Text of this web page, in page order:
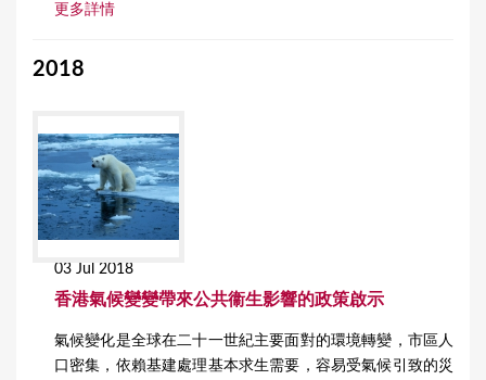
更多詳情
2018
03 Jul 2018
香港氣候變變帶來公共衞生影響的政策啟示
氣候變化是全球在二十一世紀主要面對的環境轉變，市區人
口密集，依賴基建處理基本求生需要，容易受氣候引致的災